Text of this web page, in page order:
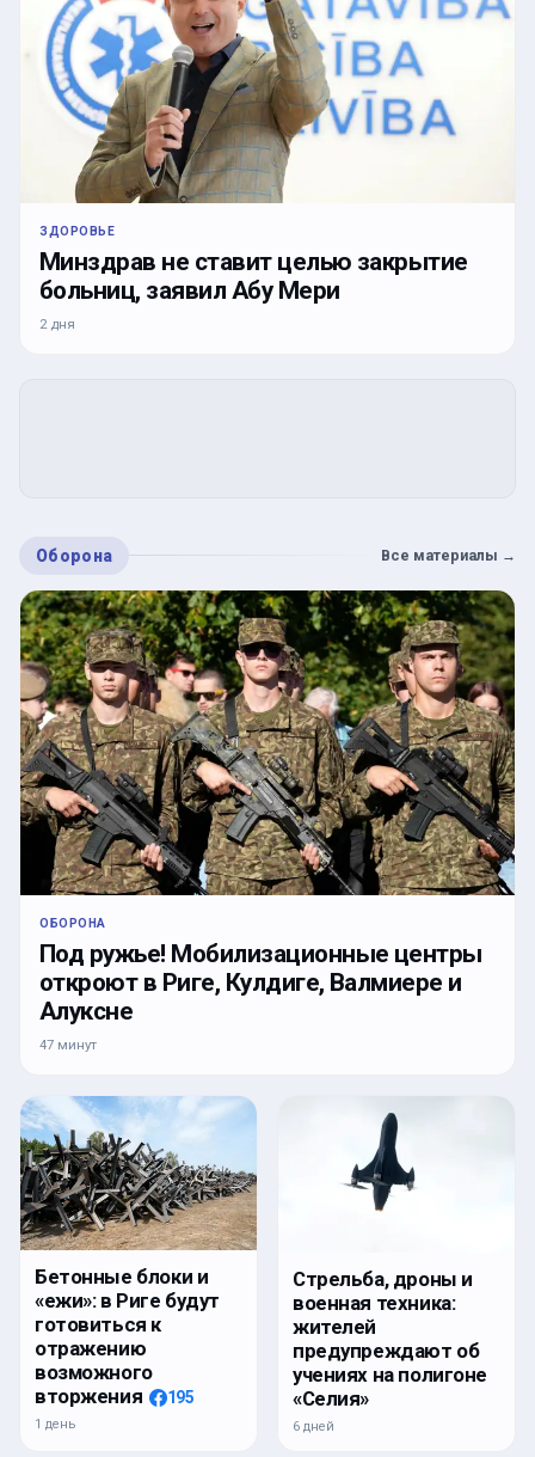
ЗДОРОВЬЕ
Минздрав не ставит целью закрытие
больниц, заявил Абу Мери
2 дня
Оборона Все материалы →
ОБОРОНА
Под ружье! Мобилизационные центры
откроют в Риге, Кулдиге, Валмиере и
Алуксне
47 минут
Бетонные блоки и
«ежи»: в Риге будут
готовиться к
отражению
возможного
вторжения
195
1 день
Стрельба, дроны и
военная техника:
жителей
предупреждают об
учениях на полигоне
«Селия»
6 дней